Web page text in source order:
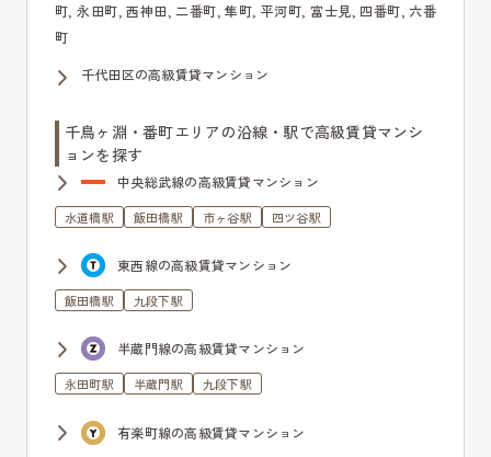
町, 永田町, 西神田, 二番町, 隼町, 平河町, 富士見, 四番町, 六番
町
千代田区の高級賃貸マンション
千鳥ヶ淵・番町エリアの沿線・駅で高級賃貸マンシ
ョンを探す
中央総武線の高級賃貸マンション
水道橋駅 飯田橋駅 市ヶ谷駅 四ツ谷駅
東西線の高級賃貸マンション
飯田橋駅 九段下駅
半蔵門線の高級賃貸マンション
永田町駅 半蔵門駅 九段下駅
有楽町線の高級賃貸マンション